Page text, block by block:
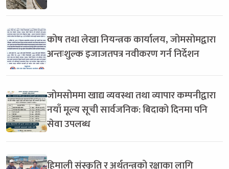
कोष तथा लेखा नियन्त्रक कार्यालय, जोमसोमद्वारा
अन्तःशुल्क इजाजतपत्र नवीकरण गर्न निर्देशन
जोमसोममा खाद्य व्यवस्था तथा व्यापार कम्पनीद्वारा
नयाँ मूल्य सूची सार्वजनिक: बिदाको दिनमा पनि
सेवा उपलब्ध
हिमाली संस्कृति र अर्थतन्त्रको रक्षाका लागि